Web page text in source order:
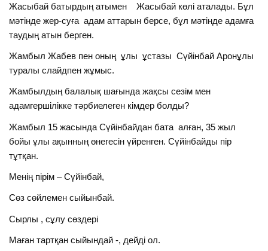
Жасыбай батырдың атымен Жасыбай көлі аталады. Бұл
мәтінде жер-суға адам аттарын берсе, бұл мәтінде адамға
таудың атын берген.
Жамбыл Жабев пен оның ұлы ұстазы Сүйінбай Аронұлы
туралы слайдпен жұмыс.
Жамбылдың балалық шағында жақсы сезім мен
адамгершілікке тәрбиелеген кімдер болды?
Жамбыл 15 жасында Сүйінбайдан бата алған, 35 жыл
бойы ұлы ақынның өнегесін үйренген. Сүйінбайды пір
тұтқан.
Менің пірім – Сүйінбай,
Сөз сөйлемен сыйынбай.
Сырлы , сұлу сөздері
Маған тартқан сыйындай -, дейді ол.